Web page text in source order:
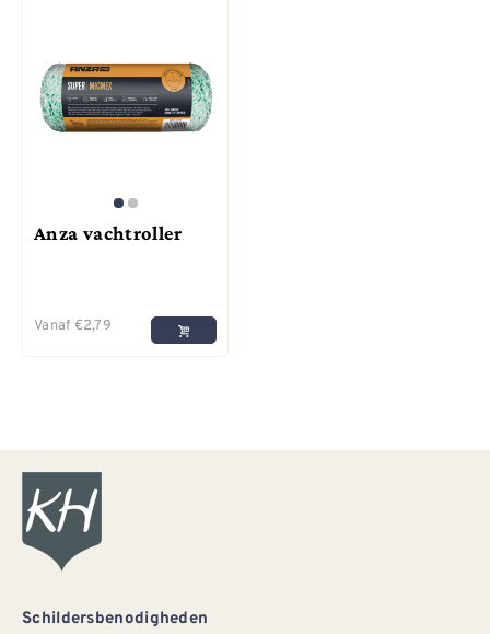
Anza vachtroller
Vanaf €2,79
Schildersbenodigheden